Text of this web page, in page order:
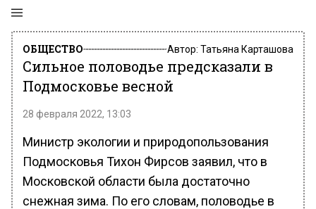
ОБЩЕСТВО Автор: Татьяна Карташова
Сильное половодье предсказали в
Подмосковье весной
28 февраля 2022, 13:03
Министр экологии и природопользования
Подмосковья Тихон Фирсов заявил, что в
Московской области была достаточно
снежная зима. По его словам, половодье в